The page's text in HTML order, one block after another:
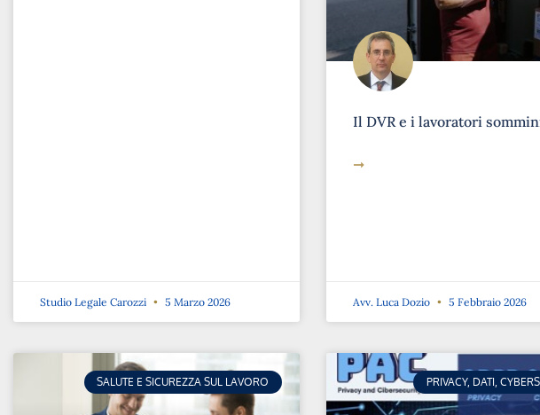
Studio Legale Carozzi 5 Marzo 2026
Il DVR e i lavoratori
➞
Avv. Luca Dozio 5 Febbraio 2026
SALUTE E SICUREZZA SUL LAVORO PRIVACY, DATI,